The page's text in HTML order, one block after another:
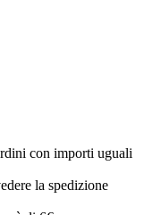
con importi uguali
la spedizione